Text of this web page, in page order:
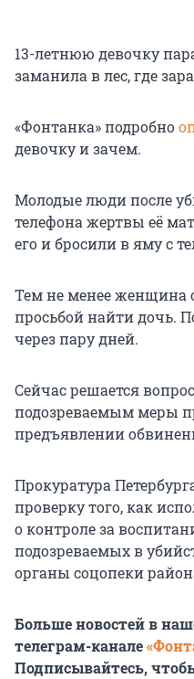
13-летнюю девочку
заманила в лес, где
«Фонтанка» подробно
девочку и зачем.
Молодые люди после
телефона жертвы её
его и бросили в яму с
Тем не менее женщина
просьбой найти дочь.
через пару дней.
Сейчас решается
подозреваемым меры
предъявлении
Прокуратура
проверку того, как
о контроле за
подозреваемых в
органы соцопеки
Больше новостей в
телеграм-канале
Подписывайтесь,